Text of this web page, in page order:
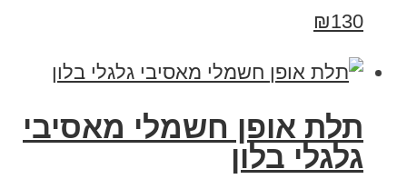
₪130
תלת אופן חשמלי מאסיבי
גלגלי בלון